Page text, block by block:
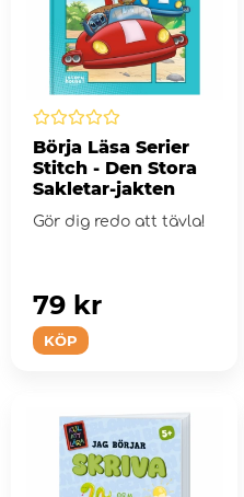
Börja Läsa Serier
Stitch - Den Stora
Sakletar-jakten
Gör dig redo att tävla!
KÖP
79 kr